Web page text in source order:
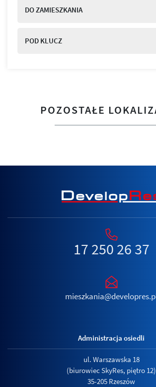
DO ZAMIESZKANIA
POD KLUCZ
POZOSTAŁE
17 250 26 37
Administracja osiedli
ul. Warszawska 18
(biurowiec SkyRes, piętro 12)
35-205 Rzeszów